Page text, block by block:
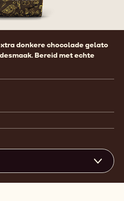
donkere chocolade gelato
Bereid met echte
Fondente
Extra Fondente